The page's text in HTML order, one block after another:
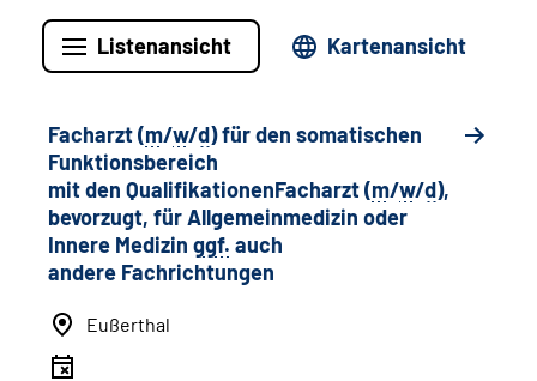
Listenansicht Kartenansicht
Facharzt (m/w/d) für den somatischen
Funktionsbereich
mit den QualifikationenFacharzt (m/w/d),
bevorzugt, für Allgemeinmedizin oder
Innere Medizin ggf. auch
andere Fachrichtungen
Eußerthal